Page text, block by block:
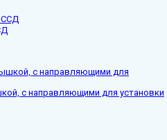
с направляющими для установки